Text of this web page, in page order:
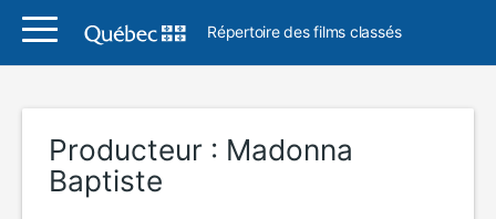
Répertoire des films classés
Producteur : Madonna
Baptiste